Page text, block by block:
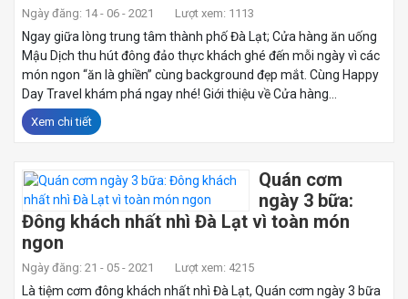
Ngày đăng: 14 - 06 - 2021 Lượt xem: 1113
Ngay giữa lòng trung tâm thành phố Đà Lạt; Cửa hàng ăn uống
Mậu Dịch thu hút đông đảo thực khách ghé đến mỗi ngày vì các
món ngon “ăn là ghiền” cùng background đẹp mắt. Cùng Happy
Day Travel khám phá ngay nhé! Giới thiệu về Cửa hàng...
Xem chi tiết
Quán cơm
ngày 3 bữa:
Đông khách nhất nhì Đà Lạt vì toàn món
ngon
Ngày đăng: 21 - 05 - 2021 Lượt xem: 4215
Là tiệm cơm đông khách nhất nhì Đà Lạt, Quán cơm ngày 3 bữa